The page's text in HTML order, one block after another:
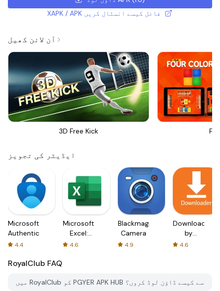
XAPK / APK فائل کیسے انسٹال کریں
آن لائن کھیل
3D Free Kick
ایڈیٹر کی تجویز
Microsoft
Authenticator
4.4
Microsoft
Excel:
Spreadsheets
4.6
Blackmagic
Camera
4.9
Downloader
by
AFTVnews
4.6
RoyalClub FAQ
میں RoyalClub کو PGYER APK HUB سے کیسے ڈاؤن لوڈ کروں؟